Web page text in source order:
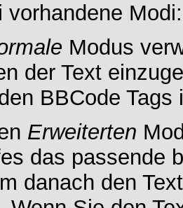
vorhandene
Modus
der Text
BBCode
Erweiterten
das passende
danach den